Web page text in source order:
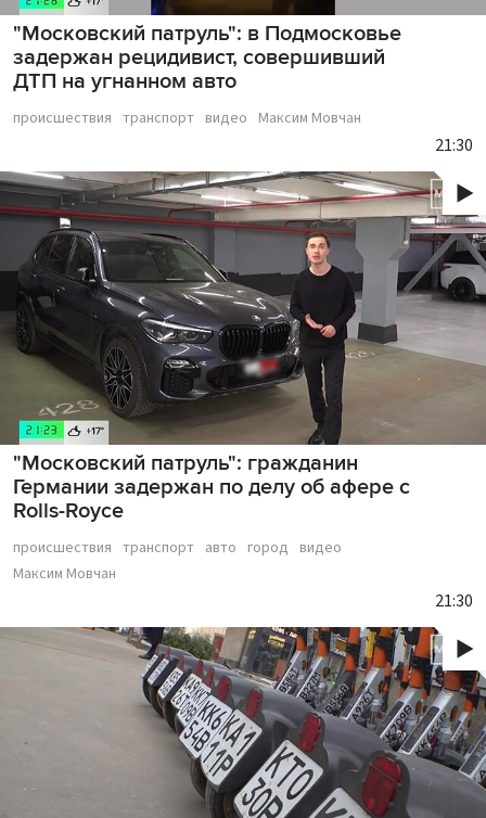
"Московский патруль": в Подмосковье
задержан рецидивист, совершивший
ДТП на угнанном авто
происшествия транспорт видео Максим Мовчан
"Московский патруль": гражданин
Германии задержан по делу об афере с
Rolls-Royce
21:30
происшествия транспорт авто город видео
Максим Мовчан
21:30